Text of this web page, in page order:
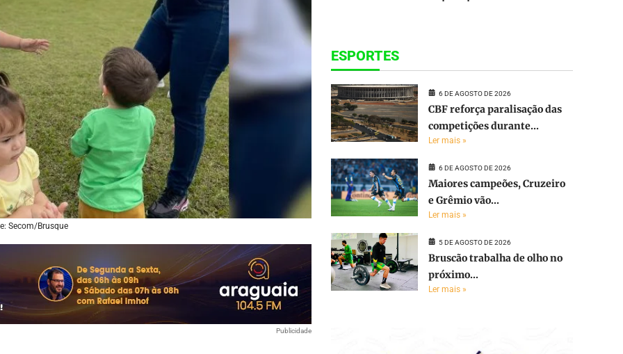
Secom/Brusque
Publicidade
ESPORTES
6 DE AGOSTO DE 2026
CBF reforça paralisação das
competições durante...
Ler mais »
6 DE AGOSTO DE 2026
Maiores campeões, Cruzeiro
e Grêmio vão...
Ler mais »
5 DE AGOSTO DE 2026
Bruscão trabalha de olho no
próximo...
Ler mais »